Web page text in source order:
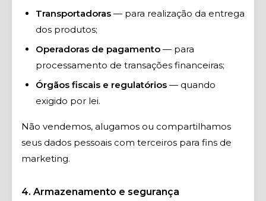
Transportadoras — para realização da entrega
dos produtos;
Operadoras de pagamento — para
processamento de transações financeiras;
Órgãos fiscais e regulatórios — quando
exigido por lei.
Não vendemos, alugamos ou compartilhamos
seus dados pessoais com terceiros para fins de
marketing.
4. Armazenamento e segurança